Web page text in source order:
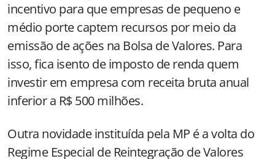
incentivo para que empresas de pequeno e
médio porte captem recursos por meio da
emissão de ações na Bolsa de Valores. Para
isso, fica isento de imposto de renda quem
investir em empresa com receita bruta anual
inferior a R$ 500 milhões.
Outra novidade instituída pela MP é a volta do
Regime Especial de Reintegração de Valores